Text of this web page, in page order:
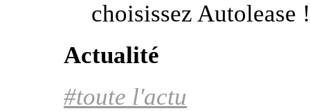
choisissez Autolease
Actualité
#toute l'actu